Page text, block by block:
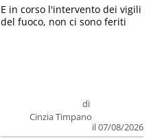
di
Cinzia Timpano
il 07/08/2026
E in corso l'intervento dei vigili
del fuoco, non ci sono feriti